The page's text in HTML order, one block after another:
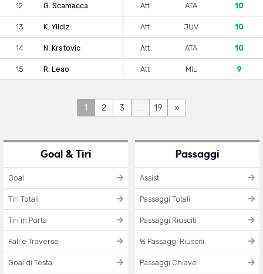
12 G. Scamacca Att ATA 10
13 K. Yildiz Att JUV 10
14 N. Krstovic Att ATA 10
15 R. Leao Att MIL 9
1 2 3 ... 19 »
Goal & Tiri
Goal
Tiri Totali
Tiri in Porta
Pali e Traverse
Goal di Testa
Passaggi
Assist
Passaggi Totali
Passaggi Riusciti
% Passaggi Riusciti
Passaggi Chiave